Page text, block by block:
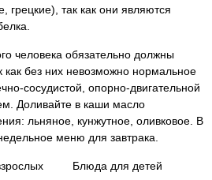
так как они являются
человека обязательно должны
как без них невозможно нормальное
сосудистой, опорно-двигательной
Доливайте в каши масло
льняное, кунжутное, оливковое. В
меню для завтрака.
Блюда для детей